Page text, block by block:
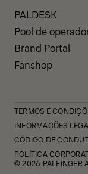
PALDESK
Pool de
Brand Portal
Fanshop
TERMOS E
INFORMAÇÕES
CÓDIGO DE
POLÍTICA
© 2026 PALFINGER